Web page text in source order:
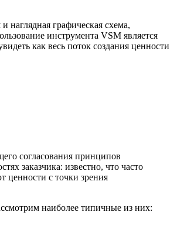
наглядная графическая схема,
инструмента VSM является
как весь поток создания ценности
согласования принципов
заказчика: известно, что часто
ценности с точки зрения
наиболее типичные из них: